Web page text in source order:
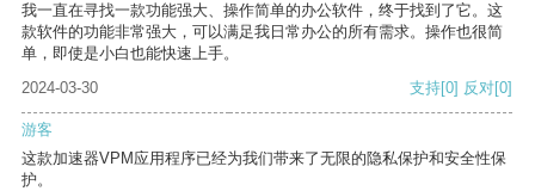
我一直在寻找一款功能强大、操作简单的办公软件，终于找到了它。这
款软件的功能非常强大，可以满足我日常办公的所有需求。操作也很简
单，即使是小白也能快速上手。
2024-03-30
支持[0] 反对[0]
游客
这款加速器VPM应用程序已经为我们带来了无限的隐私保护和安全性保
护。